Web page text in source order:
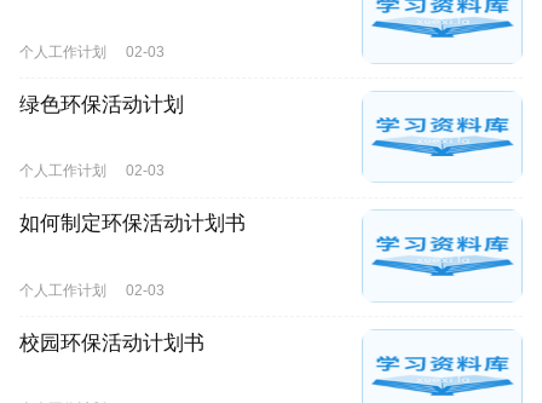
个人工作计划 02-03
绿色环保活动计划
个人工作计划 02-03
如何制定环保活动计划书
个人工作计划 02-03
校园环保活动计划书